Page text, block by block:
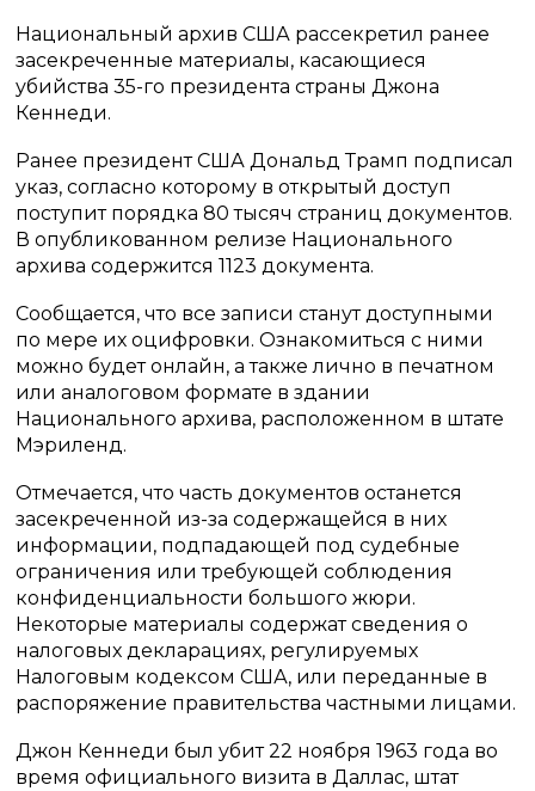
Национальный архив США рассекретил ранее
засекреченные материалы, касающиеся
убийства 35-го президента страны Джона
Кеннеди.
Ранее президент США Дональд Трамп подписал
указ, согласно которому в открытый доступ
поступит порядка 80 тысяч страниц документов.
В опубликованном релизе Национального
архива содержится 1123 документа.
Сообщается, что все записи станут доступными
по мере их оцифровки. Ознакомиться с ними
можно будет онлайн, а также лично в печатном
или аналоговом формате в здании
Национального архива, расположенном в штате
Мэриленд.
Отмечается, что часть документов останется
засекреченной из-за содержащейся в них
информации, подпадающей под судебные
ограничения или требующей соблюдения
конфиденциальности большого жюри.
Некоторые материалы содержат сведения о
налоговых декларациях, регулируемых
Налоговым кодексом США, или переданные в
распоряжение правительства частными лицами.
Джон Кеннеди был убит 22 ноября 1963 года во
время официального визита в Даллас, штат